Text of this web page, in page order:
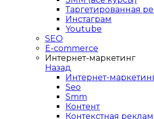
Таргетированная
Инстаграм
Youtube
SEO
E-сommerce
Интернет-маркетинг
Назад
Интернет-
Seo
Smm
Контент
Контекстная